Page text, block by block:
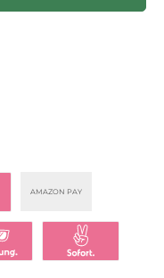
AMAZON PAY